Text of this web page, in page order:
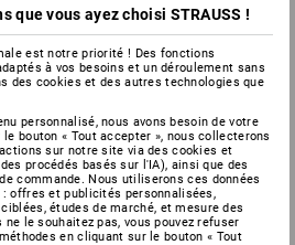
que vous ayez choisi STRAUSS !
est notre priorité ! Des fonctions
à vos besoins et un déroulement sans
des cookies et des autres technologies que
personnalisé, nous avons besoin de votre
bouton « Tout accepter », nous collecterons
sur notre site via des cookies et
procédés basés sur l'IA), ainsi que des
commande. Nous utiliserons ces données
offres et publicités personnalisées,
études de marché, et mesure des
le souhaitez pas, vous pouvez refuser
en cliquant sur le bouton « Tout